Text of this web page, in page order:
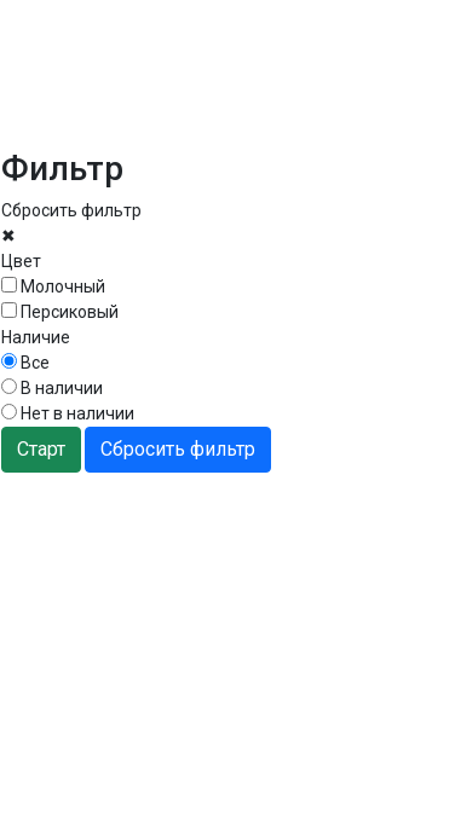
Фильтр
Сбросить фильтр
✖
Цвет
Молочный
Персиковый
Наличие
Все
В наличии
Нет в наличии
Старт Сбросить фильтр